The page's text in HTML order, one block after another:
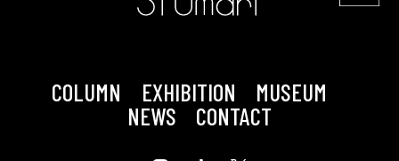
COLUMN EXHIBITION
MUSEUM
NEWS
CONTACT